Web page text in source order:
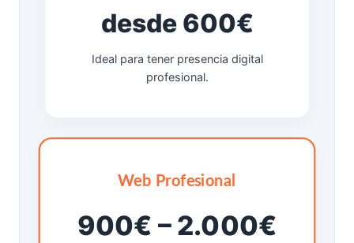
desde 600€
Ideal para tener presencia digital
profesional.
Web Profesional
900€ – 2.000€